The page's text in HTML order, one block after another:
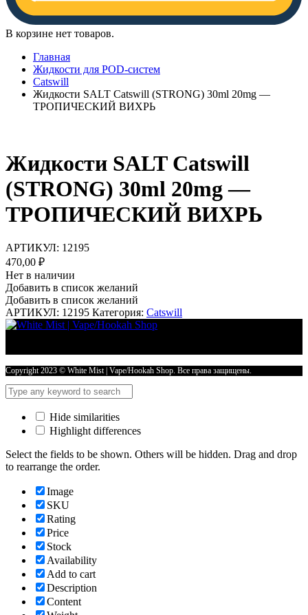
В корзине нет товаров.
Главная
Жидкости для POD-систем
Catswill
Жидкости SALT Catswill (STRONG) 30ml 20mg —
ТРОПИЧЕСКИЙ ВИХРЬ
Жидкости SALT Catswill
(STRONG) 30ml 20mg —
ТРОПИЧЕСКИЙ ВИХРЬ
АРТИКУЛ: 12195
470,00 ₽
Нет в наличии
Добавить в список желаний
Добавить в список желаний
АРТИКУЛ: 12195 Категория: Catswill
Copyright 2023 © White Mist | Vape/Hookah Shop. Все права защищены.
Hide similarities
Highlight differences
Select the fields to be shown. Others will be hidden. Drag and drop
to rearrange the order.
Image
SKU
Rating
Price
Stock
Availability
Add to cart
Description
Content